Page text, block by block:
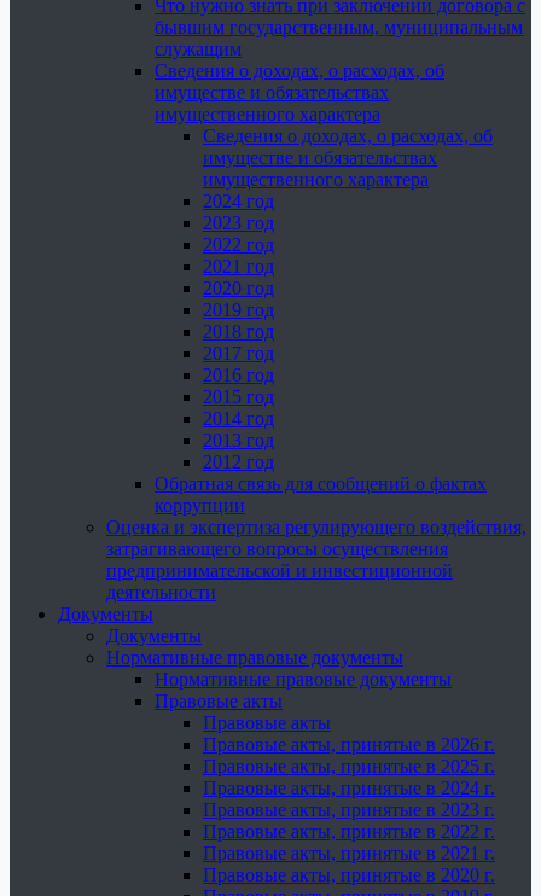
Что нужно знать при заключении договора с
бывшим государственным, муниципальным
служащим
Сведения о доходах, о расходах, об
имуществе и обязательствах
имущественного характера
Сведения о доходах, о расходах, об
имуществе и обязательствах
имущественного характера
2024 год
2023 год
2022 год
2021 год
2020 год
2019 год
2018 год
2017 год
2016 год
2015 год
2014 год
2013 год
2012 год
Обратная связь для сообщений о фактах
коррупции
Оценка и экспертиза регулирующего воздействия,
затрагивающего вопросы осуществления
предпринимательской и инвестиционной
деятельности
Документы
Документы
Нормативные правовые документы
Нормативные правовые документы
Правовые акты
Правовые акты
Правовые акты, принятые в 2026 г.
Правовые акты, принятые в 2025 г.
Правовые акты, принятые в 2024 г.
Правовые акты, принятые в 2023 г.
Правовые акты, принятые в 2022 г.
Правовые акты, принятые в 2021 г.
Правовые акты, принятые в 2020 г.